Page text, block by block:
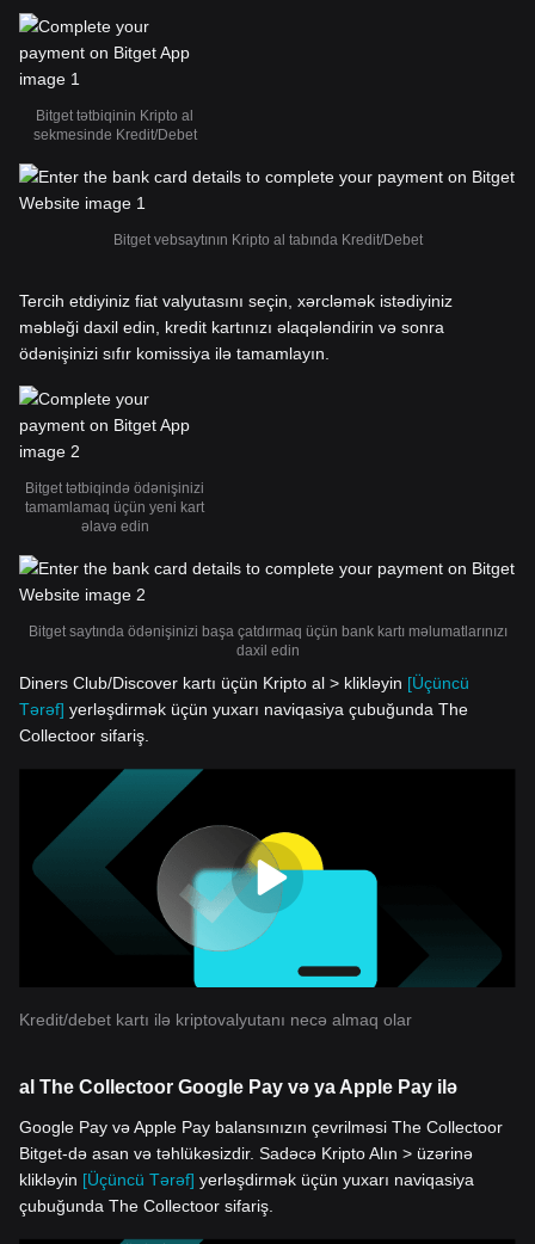
Bitget tətbiqinin Kripto al
sekmesinde Kredit/Debet
Bitget vebsaytının Kripto al tabında Kredit/Debet
Tercih etdiyiniz fiat valyutasını seçin, xərcləmək istədiyiniz
məbləği daxil edin, kredit kartınızı əlaqələndirin və sonra
ödənişinizi sıfır komissiya ilə tamamlayın.
Bitget tətbiqində ödənişinizi
tamamlamaq üçün yeni kart
əlavə edin
Bitget saytında ödənişinizi başa çatdırmaq üçün bank kartı məlumatlarınızı
daxil edin
Diners Club/Discover kartı üçün Kripto al > klikləyin [Üçüncü
Tərəf] yerləşdirmək üçün yuxarı naviqasiya çubuğunda The
Collectoor sifariş.
Kredit/debet kartı ilə kriptovalyutanı necə almaq olar
al The Collectoor Google Pay və ya Apple Pay ilə
Google Pay və Apple Pay balansınızın çevrilməsi The Collectoor
Bitget-də asan və təhlükəsizdir. Sadəcə Kripto Alın > üzərinə
klikləyin [Üçüncü Tərəf] yerləşdirmək üçün yuxarı naviqasiya
çubuğunda The Collectoor sifariş.